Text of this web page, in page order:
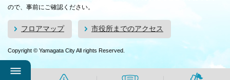
ので、事前にご確認ください。
フロアマップ 市役所までのアクセス
Copyright © Yamagata City All rights Reserved.